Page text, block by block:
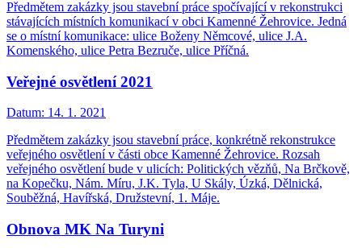
Předmětem zakázky jsou stavební práce spočívající v rekonstrukci
stávajících místních komunikací v obci Kamenné Žehrovice. Jedná
se o místní komunikace: ulice Boženy Němcové, ulice J.A.
Komenského, ulice Petra Bezruče, ulice Příčná.
Veřejné osvětlení 2021
Datum: 14. 1. 2021
Předmětem zakázky jsou stavební práce, konkrétně rekonstrukce
veřejného osvětlení v části obce Kamenné Žehrovice. Rozsah
veřejného osvětlení bude v ulicích: Politických vězňů, Na Brčkově,
na Kopečku, Nám. Míru, J.K. Tyla, U Skály, Úzká, Dělnická,
Souběžná, Havířská, Družstevní, 1. Máje.
Obnova MK Na Turyni